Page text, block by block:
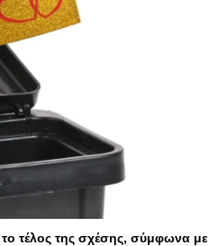
τέλος της σχέσης, σύμφωνα με